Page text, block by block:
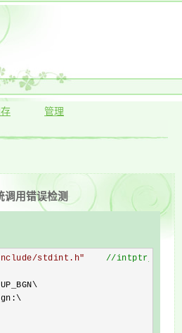
管理
调用错误检测
stdint.h" //intptr_t的声